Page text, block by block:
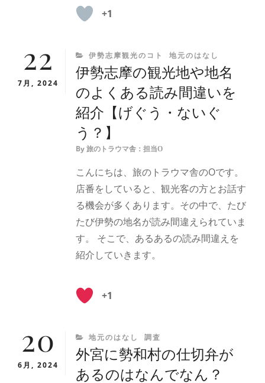
+1
22
7月, 2024
CATEGORIES
伊勢志摩観光のコト 地元のはなし
伊勢志摩の観光地や地名
のよくある読み間違いを
紹介【げぐう・ないぐ
う？】
By 旅のトラウマ舎：担当O
こんにちは、旅のトラウマ舎のOです。
店番をしていると、観光客の方とお話す
る機会が多くあります。その中で、たび
たび伊勢の地名が読み間違えられていま
す。 そこで、あるあるの読み間違えを
紹介していきます。
+1
20
6月, 2024
CATEGORIES
地元のはなし 調査
外宮に勢和村の仕切弁が
あるのはなんでなん？